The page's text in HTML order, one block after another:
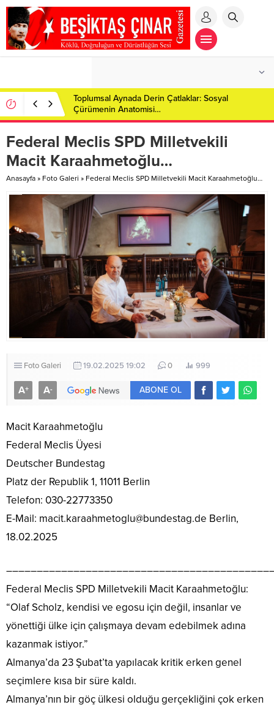
Toplumsal Aynada Derin Çatlaklar: Sosyal
Çürümenin Anatomisi…
Federal Meclis SPD Milletvekili
Macit Karaahmetoğlu…
Anasayfa » Foto Galeri » Federal Meclis SPD Milletvekili Macit Karaahmetoğlu…
Foto Galeri 19.02.2025 19:02 0 999
A+ A- ABONE OL
Macit Karaahmetoğlu
Federal Meclis Üyesi
Deutscher Bundestag
Platz der Republik 1, 11011 Berlin
Telefon: 030-22773350
E-Mail: macit.karaahmetoglu@bundestag.de Berlin,
18.02.2025
Federal Meclis SPD Milletvekili Macit Karaahmetoğlu:
“Olaf Scholz, kendisi ve egosu için değil, insanlar ve
yönettiği ülke için çalışmaya devam edebilmek adına
kazanmak istiyor.”
Almanya’da 23 Şubat’ta yapılacak kritik erken genel
seçimlere kısa bir süre kaldı.
Almanya’nın bir göç ülkesi olduğu gerçekliğini çok erken